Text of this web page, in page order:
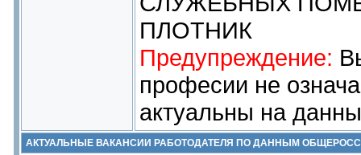
ПЛОТНИК
Предупреждение:
професии не
актуальны на
АКТУАЛЬНЫЕ ВАКАНСИИ РАБОТОДАТЕЛЯ ПО ДАННЫМ